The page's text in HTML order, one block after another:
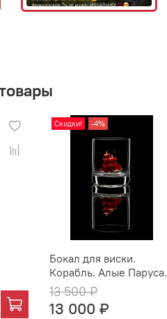
Скидки! -4%
Бокал для виски.
Корабль. Алые Паруса.
13 500 ₽
13 000 ₽